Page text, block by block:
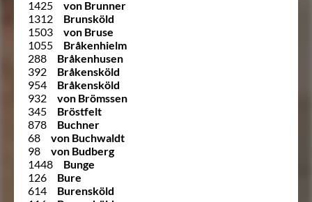
1425
von Brunner
1312
Brunsköld
1503
von Bruse
1055
Bråkenhielm
288
Bråkenhusen
392
Bråkensköld
954
Bråkensköld
932
von Brömssen
345
Bröstfelt
878
Buchner
68
von Buchwaldt
98
von Budberg
1448
Bunge
126
Bure
614
Burensköld